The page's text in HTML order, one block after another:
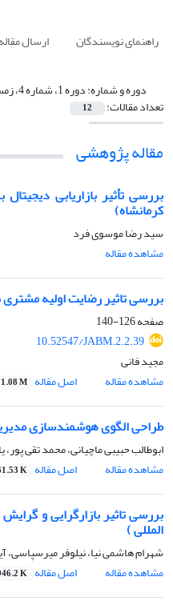
راهنمای نویسندگان ارسال مقاله
دوره و شماره:دوره 1، شماره 4، زمستان 1399، صفحه 1-500
تعداد مقالات: 12
مقاله پژوهشی
بررسی تأثیر بازاریابی
کرمانشاه)
سید رضا موسوی فرد
مشاهده مقاله
بررسی تاثیر رضایت اولیه
صفحه126-140
10.52547/JABM.2.2.39
مجید فانی
مشاهده مقاله
اصل مقاله 1.08 M
طراحی الگوی هوشمندسازی
ابوطالب حبیبی ماچیانی، محمد تقی
مشاهده مقاله
اصل مقاله K
بررسی تاثیر بازارگرایی و
المللی )
شهرام هاشمی نیا، نیلوفر میرسپاسی،
مشاهده مقاله
اصل مقاله K